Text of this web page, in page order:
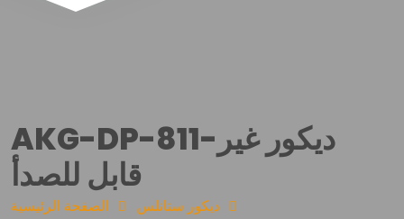
AKG-DP-811-ديكور غير
قابل للصدأ
الصفحة الرئيسية
ديكور ستانلس